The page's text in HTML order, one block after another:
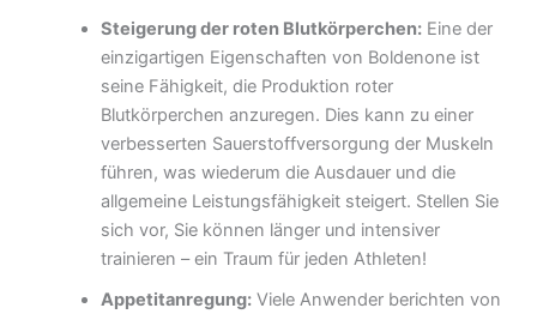
Steigerung der roten Blutkörperchen:Eine der
einzigartigen Eigenschaften von Boldenone ist
seine Fähigkeit, die Produktion roter
Blutkörperchen anzuregen. Dies kann zu einer
verbesserten Sauerstoffversorgung der Muskeln
führen, was wiederum die Ausdauer und die
allgemeine Leistungsfähigkeit steigert. Stellen Sie
sich vor, Sie können länger und intensiver
trainieren – ein Traum für jeden Athleten!
Appetitanregung:Viele Anwender berichten von